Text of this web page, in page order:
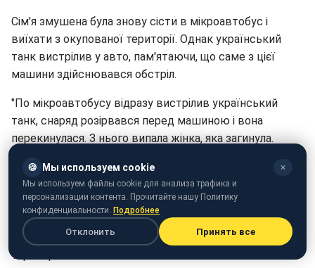
Сім'я змушена була знову сісти в мікроавтобус і
виїхати з окупованої території. Однак український
танк вистрілив у авто, пам'ятаючи, що саме з цієї
машини здійснювався обстріл.
"По мікроавтобусу відразу вистрілив український
танк, снаряд розірвався перед машиною і вона
перекинулася. З нього випала жінка, яка загинула.
повідомленні.
Один з українських бійців відразу ж після того, що
сталося, кинувся рятувати сім'ю. Він підхопив на руки
середню дівчинку і став тікати на безпечну
територію.
🍪 Мы используем cookie ✕
Мы используем файлы cookie для анализа трафика и
персонализации контента. Прочитайте нашу Политику
конфиденциальности. Подробнее
Отклонить Принять все